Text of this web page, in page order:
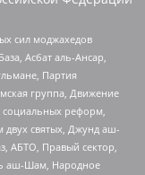
сил моджахедов
Асбат аль-Ансар,
Партия
группа, Движение
социальных реформ,
двух святых, Джунд аш-
АБТО, Правый сектор,
аш-Шам, Народное